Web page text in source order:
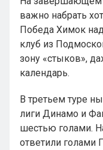
важно набрать
Победа Химок
клуб из
зону «стыков»,
календарь.
В третьем туре
лиги Динамо и
шестью голами.
ответили голами